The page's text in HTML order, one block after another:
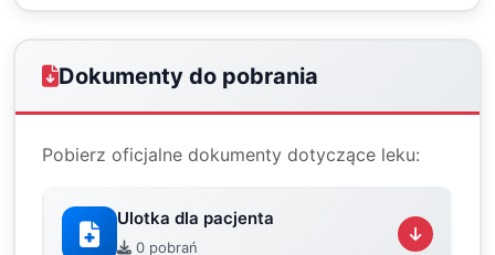
Dokumenty do pobrania
Pobierz oficjalne dokumenty dotyczące leku:
Ulotka dla pacjenta
0 pobrań